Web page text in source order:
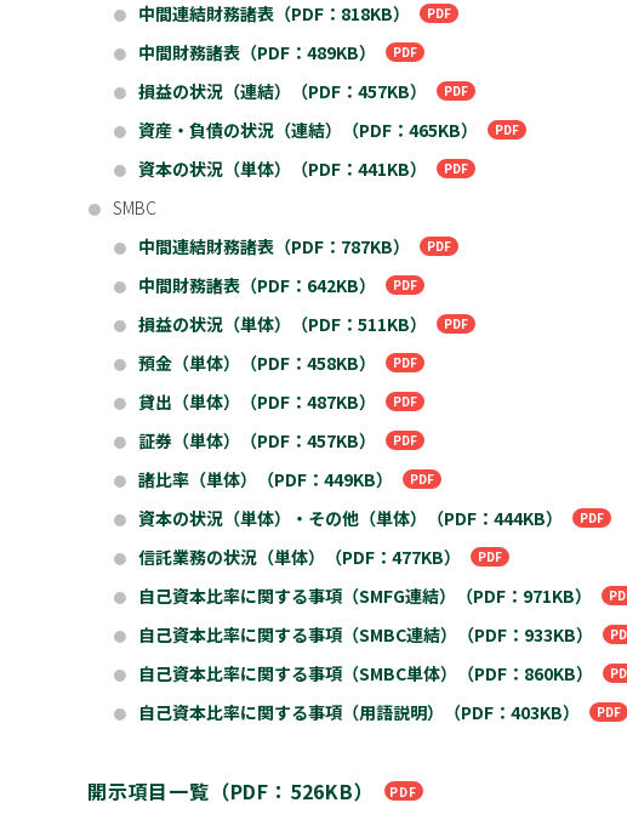
● 中間連結財務諸表（PDF：818KB）
● 中間財務諸表（PDF：489KB）
● 損益の状況（連結）（PDF：457KB）
● 資産・負債の状況（連結）（PDF：465KB）
● 資本の状況（単体）（PDF：441KB）
● SMBC
● 中間連結財務諸表（PDF：787KB）
● 中間財務諸表（PDF：642KB）
● 損益の状況（単体）（PDF：511KB）
● 預金（単体）（PDF：458KB）
● 貸出（単体）（PDF：487KB）
● 証券（単体）（PDF：457KB）
● 諸比率（単体）（PDF：449KB）
● 資本の状況（単体）・その他（単体）（PDF：444KB）
● 信託業務の状況（単体）（PDF：477KB）
● 自己資本比率に関する事項（SMFG連結）（PDF：971KB）
● 自己資本比率に関する事項（SMBC連結）（PDF：933KB）
● 自己資本比率に関する事項（SMBC単体）（PDF：860KB）
● 自己資本比率に関する事項（用語説明）（PDF：403KB）
開示項目一覧（PDF：526KB）